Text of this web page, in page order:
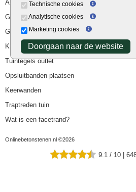
Technische cookies
Analytische cookies
Marketing cookies
Doorgaan naar de website
Aanbiedingen
Goedkope bestrating
Goedkope tuintegels
Kunstgras
Tuintegels outlet
Opsluitbanden plaatsen
Keerwanden
Traptreden tuin
Wat is een facetrand?
Onlinebetonstenen.nl ©2026
9.1 / 10 |